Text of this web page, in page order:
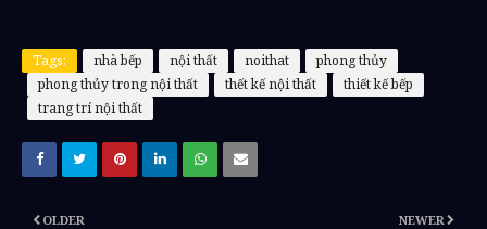
Tags: nhà bếp nội thất noithat
phong thủy
phong thủy trong nội thất
thết kế nội thất
thiết kế bếp
trang trí nội thất
NEWER
OLDER